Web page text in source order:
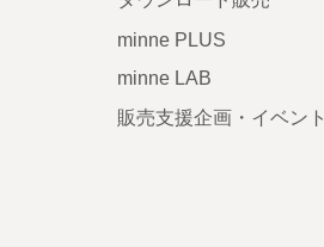
minne PLUS
minne LAB
販売支援企画・イベント